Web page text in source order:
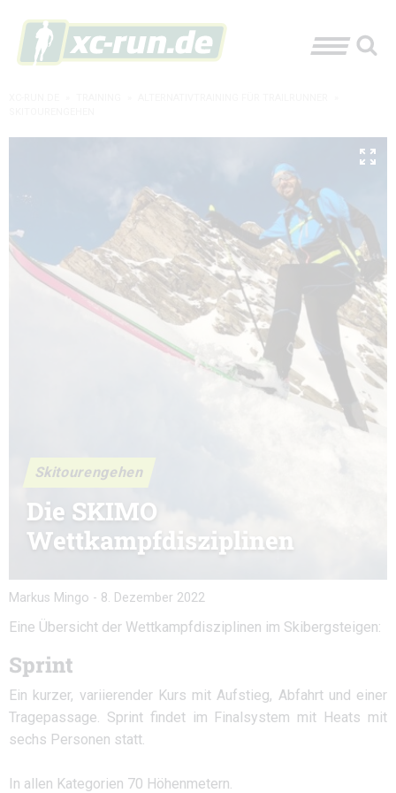
Skitourengehen
Die SKIMO
Wettkampfdisziplinen
Markus Mingo - 8. Dezember 2022
Eine Übersicht der Wettkampfdisziplinen im Skibergsteigen:
Sprint
Ein kurzer, variierender Kurs mit Aufstieg, Abfahrt und einer
Tragepassage. Sprint findet im Finalsystem mit Heats mit
sechs Personen statt.
In allen Kategorien 70 Höhenmetern.